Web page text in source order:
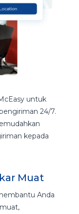
untuk
24/7.
kepada
Muat
Anda